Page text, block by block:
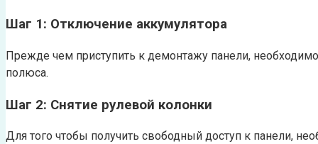
Шаг 1: Отключение аккумулятора
Прежде чем приступить к демонтажу панели,
полюса.
Шаг 2: Снятие рулевой колонки
Для того чтобы получить свободный доступ к панели,